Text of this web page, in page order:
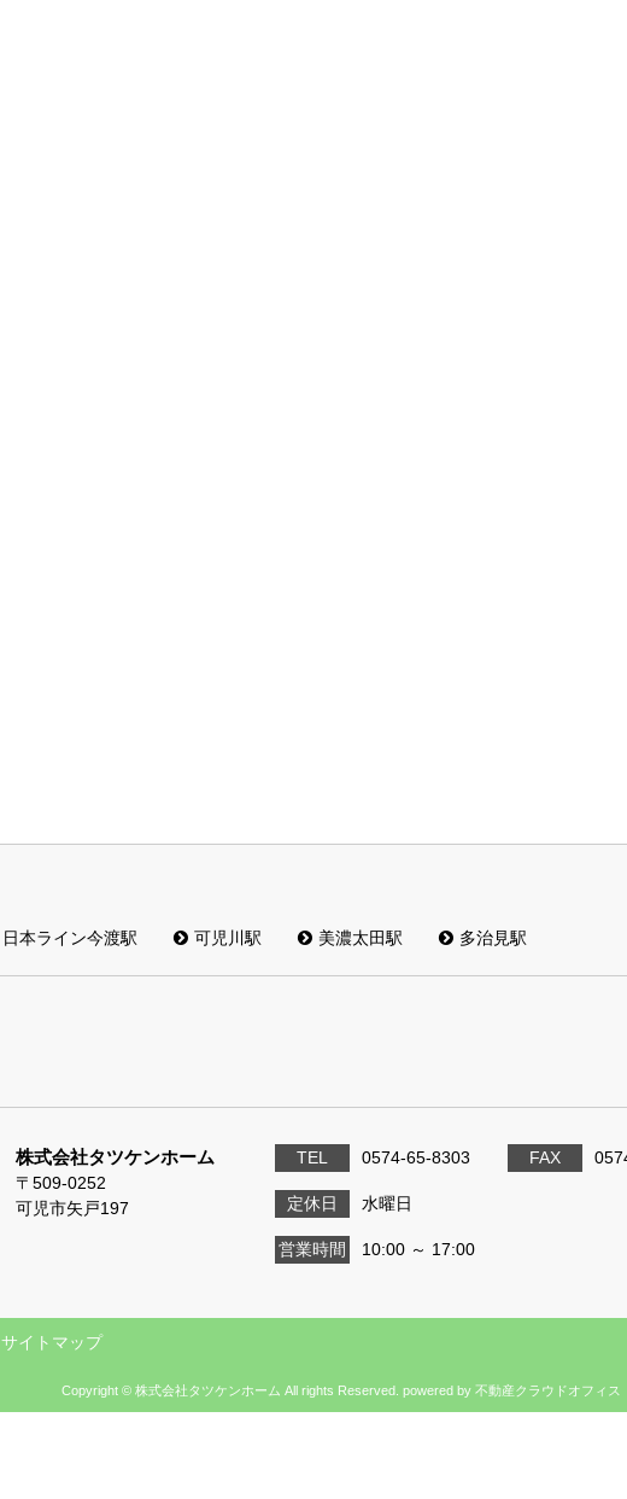
日本ライン今渡駅 可児川駅 美濃太田駅 多治見駅
株式会社タツケンホーム
〒509-0252
可児市矢戸197
TEL 0574-65-8303 FAX
定休日 水曜日
営業時間 10:00 ～ 17:00
サイトマップ
Copyright © 株式会社タツケンホーム All rights Reserved. powered by 不動産クラウドオフィス